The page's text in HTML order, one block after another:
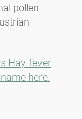
pollen
Hay-fever
here.